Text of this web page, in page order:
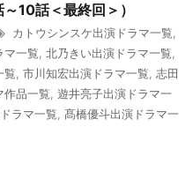
10話＜最終回＞）
カトウシンスケ出演ドラマ一覧
マ一覧 北乃きい出演ドラマ一覧
覧 市川知宏出演ドラマ一覧 志田
作品一覧 遊井亮子出演ドラマ一
ラマ一覧 髙橋優斗出演ドラマ一